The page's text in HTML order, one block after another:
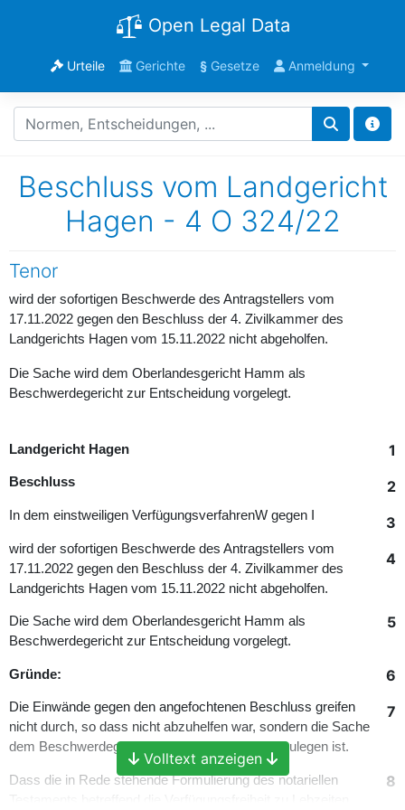
Open Legal Data
Urteile Gerichte §Gesetze Anmeldung
Beschluss vom Landgericht
Hagen - 4 O 324/22
Tenor
wird der sofortigen Beschwerde des Antragstellers vom
17.11.2022 gegen den Beschluss der 4. Zivilkammer des
Landgerichts Hagen vom 15.11.2022 nicht abgeholfen.
Die Sache wird dem Oberlandesgericht Hamm als
Beschwerdegericht zur Entscheidung vorgelegt.
1
Landgericht Hagen
2
Beschluss
3
In dem einstweiligen VerfügungsverfahrenW gegen I
4
wird der sofortigen Beschwerde des Antragstellers vom
17.11.2022 gegen den Beschluss der 4. Zivilkammer des
Landgerichts Hagen vom 15.11.2022 nicht abgeholfen.
5
Die Sache wird dem Oberlandesgericht Hamm als
Beschwerdegericht zur Entscheidung vorgelegt.
6
Gründe:
7
Die Einwände gegen den angefochtenen Beschluss greifen
nicht durch, so dass nicht abzuhelfen war, sondern die Sache
dem Beschwerdegericht zur Entscheidung vorzulegen ist.
8
Dass die in Rede stehende Formulierung des notariellen
Volltext anzeigen